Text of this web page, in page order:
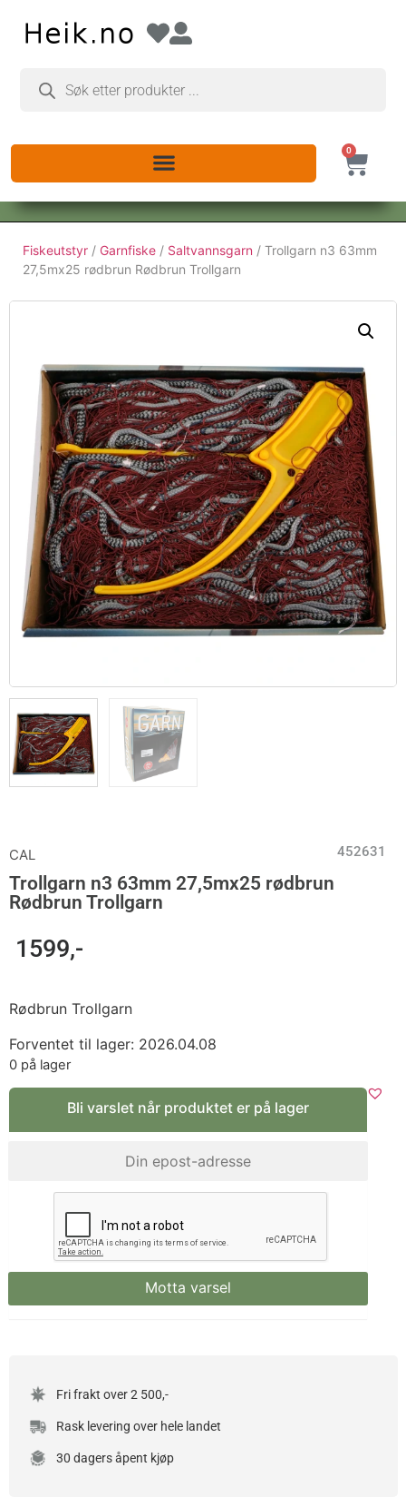
0
Fiskeutstyr / Garnfiske / Saltvannsgarn / Trollgarn n3 63mm
27,5mx25 rødbrun Rødbrun Trollgarn
CAL 452631
Trollgarn n3 63mm 27,5mx25 rødbrun
Rødbrun Trollgarn
1599,-
Rødbrun Trollgarn
Forventet til lager: 2026.04.08
0 på lager
Bli varslet når produktet er på lager
Fri frakt over 2 500,-
Rask levering over hele landet
30 dagers åpent kjøp